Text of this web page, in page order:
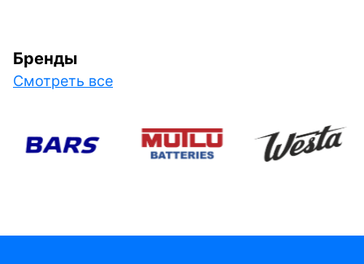
Бренды
Смотреть все